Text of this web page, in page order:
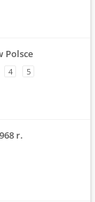
Polsce
4 5
r.